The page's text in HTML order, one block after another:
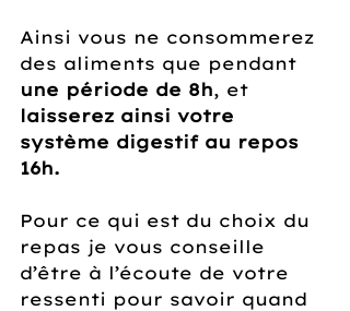
Ainsi vous ne consommerez
des aliments que pendant
une période de 8h, et
laisserez ainsi votre
système digestif au repos
16h.
Pour ce qui est du choix du
repas je vous conseille
d’être à l’écoute de votre
ressenti pour savoir quand